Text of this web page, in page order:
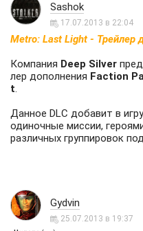
Sashok
17.07.2013 в 22:04
Metro: Last Light - Трейлер
Компания Deep Silver
лер дополнения Faction
t.
Данное DLC добавит в
одиночные миссии,
различных группировок
Gydvin
25.07.2013 в 19:37